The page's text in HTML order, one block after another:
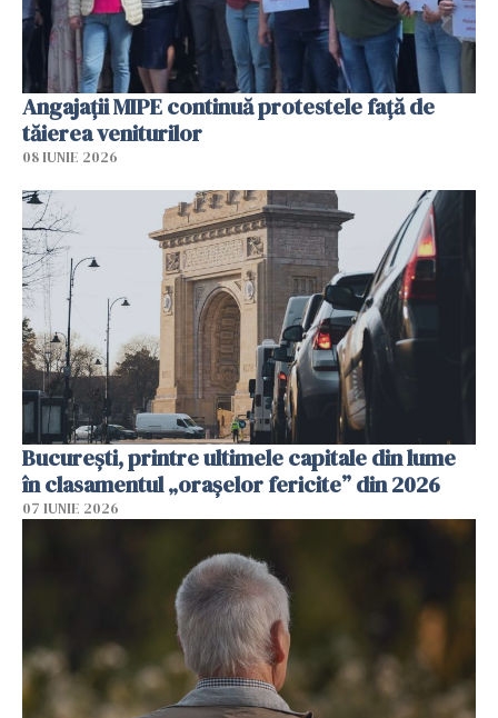
Angajaţii MIPE continuă protestele faţă de
tăierea veniturilor
08 IUNIE 2026
București, printre ultimele capitale din lume
în clasamentul „orașelor fericite” din 2026
07 IUNIE 2026